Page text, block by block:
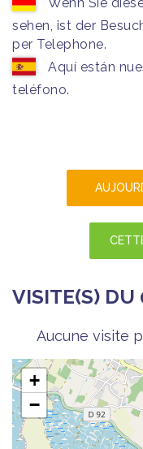
sehen, ist der
per Telephone.
Aquí están
teléfono.
VISITE(S) DU
Aucune visite
+
−